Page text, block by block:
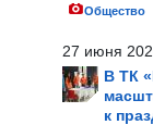
Общество
27 июня
В ТК
к